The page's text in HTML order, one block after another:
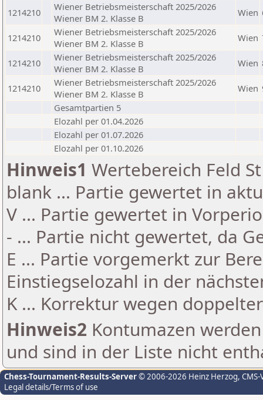
1214210
Wiener Betriebsmeisterschaft 2025/2026
Wiener BM 2. Klasse B
Wien
1214210
Wiener Betriebsmeisterschaft 2025/2026
Wiener BM 2. Klasse B
Wien
1214210
Wiener Betriebsmeisterschaft 2025/2026
Wiener BM 2. Klasse B
Wien
1214210
Wiener Betriebsmeisterschaft 2025/2026
Wiener BM 2. Klasse B
Wien
Gesamtpartien 5
Elozahl per 01.04.2026
Elozahl per 01.07.2026
Elozahl per 01.10.2026
Hinweis1 Wertebereich Feld
blank ... Partie gewertet in
V ... Partie gewertet in
- ... Partie nicht gewertet, da
E ... Partie vorgemerkt zur
Einstiegselozahl in der
K ... Korrektur wegen
Hinweis2 Kontumazen
und sind in der Liste nicht
Chess-Tournament-Results-Server© 2006-2026 Heinz Herzog,
Legal details/Terms of use